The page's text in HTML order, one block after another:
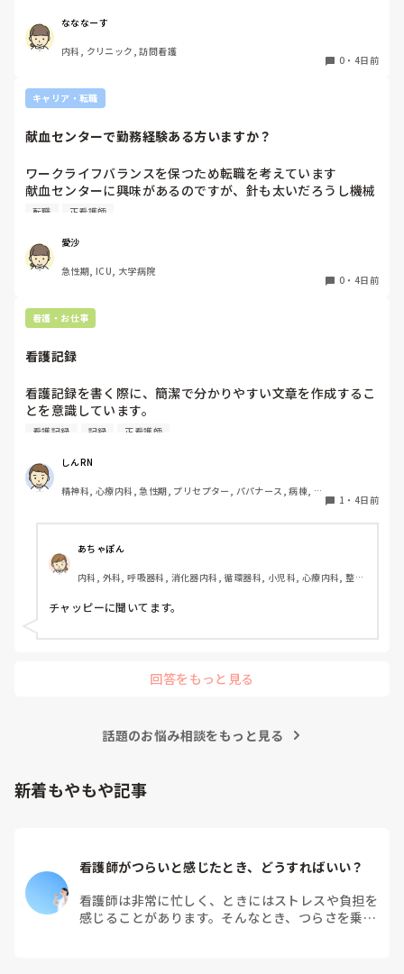
の田舎にまで患者を受け入れる予定と。
日頃から運転しているとは言っても、深夜帯や冬道で訪問に
行くのはかなり不安で親からも止められています。
はどのような方法を取られているんでしょうか？
なななーす
内科, クリニック, 訪問看護
0 ・ 4日前
キャリア・転職
献血センターで勤務経験ある方いますか？
ワークライフバランスを保つため転職を考えています
献血センターに興味があるのですが、針も太いだろうし機械
操作あるしイメージが湧きません
など教えていただきたいです！
転職 正看護師
愛沙
急性期, ICU, 大学病院
0 ・ 4日前
看護・お仕事
看護記録
看護記録を書く際に、簡潔で分かりやすい文章を作成するこ
とを意識しています。
しかし忙しい日は、必要な情報を漏れなく記録することとの
皆さんは看護記録を効率よく作成するために工夫しているこ
とはありますか。
看護記録 記録 正看護師
しんRN
精神科, 心療内科, 急性期, プリセプター, パパナース, 病棟, 老
1 ・ 4日前
あちゃぽん
内科, 外科, 呼吸器科, 消化器内科, 循環器科, 小児科, 心療内科, 整形
合診療科, 救急科, 超急性期, ICU, CCU, HCU, その他の科, ママナー
ス, 外来, 神経内科, 脳神経外科, NICU, 消化器外科, 一般病院, 慢性
チャッピーに聞いてます。
回答をもっと見る
話題のお悩み相談をもっと見る
新着もやもや記事
看護師がつらいと感じたとき、どうすればいい？
看護師は非常に忙しく、ときにはストレスや負担を
感じることがあります。そんなとき、つらさを乗り